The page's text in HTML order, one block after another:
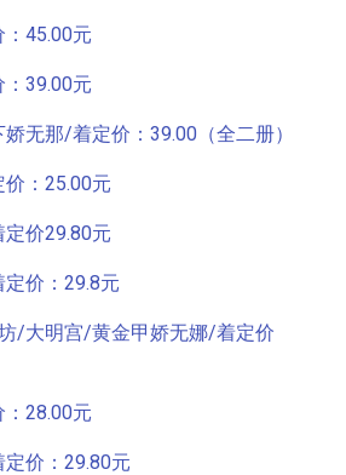
：45.00元
：39.00元
无那/着定价：39.00（全二册）
价：25.00元
定价29.80元
定价：29.8元
/大明宫/黄金甲娇无娜/着定价
：28.00元
定价：29.80元